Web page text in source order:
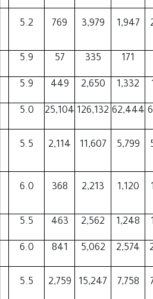
5.2
72
404
810
5.9
16
75
76
5.9
61
453
553
5.0
7,787
10,415
32,018
5.5
268
1,096
2,327
6.0
30
329
430
5.5
82
422
499
6.0
117
779
923
5.5
416
1,512
3,173